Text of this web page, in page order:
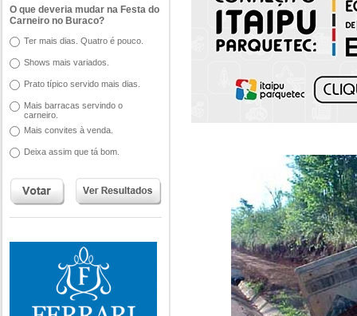
O que deveria mudar na Festa do
Carneiro no Buraco?
Ter mais dias. Quatro é pouco.
Shows mais variados.
Prato típico servido mais dias.
Mais barracas servindo o
carneiro.
Mais convites à venda.
Deixa assim que tá bom.